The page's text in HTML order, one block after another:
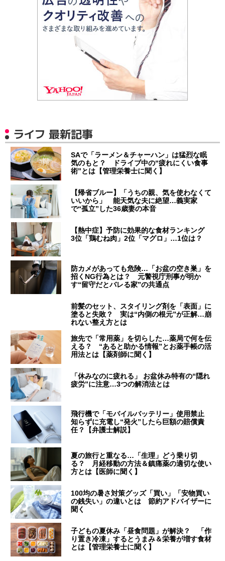
ライフ 最新記事
SAで「ラーメン＆チャーハン」は猛烈な眠
気のもと？ ドライブ中の“疲れにくい食事
術”とは【管理栄養士に聞く】
【帰省ブルー】「うちの親、気を使わなくて
いいから」 能天気な夫に絶望…義実家
で“孤立”した36歳妻の本音
【熱中症】予防に効果的な食材ランキング
3位「鶏むね肉」2位「マグロ」…1位は？
防カメがあっても危険…「お盆の空き巣」を
招くNG行為とは？ 元警視庁刑事が明か
す“留守だとバレる家”の共通点
前髪のセット、スタイリング剤を「表面」に
塗ると失敗？ 実は“内側の根元”が正解…崩
れない整え方とは
旅先で「常用薬」を切らした…薬局で何を伝
える？ “あると助かる情報”とお薬手帳の活
用法とは【薬剤師に聞く】
「休みなのに疲れる」 お盆休み特有の“隠れ
疲労”に注意…3つの解消法とは
飛行機で「モバイルバッテリー」使用禁止
知らずに充電し“発火”したら巨額の賠償責
任？【弁護士解説】
夏の旅行と重なる…「生理」どう乗り切
る？ 月経移動の方法＆鎮痛薬の適切な使い
方とは【医師に聞く】
100均の暑さ対策グッズ「買い」「安物買い
の銭失い」の違いとは 節約アドバイザーに
聞く
子どもの夏休み「昼食問題」が解決？ 「作
り置き冷凍」するとうまみ＆栄養が増す食材
とは【管理栄養士に聞く】